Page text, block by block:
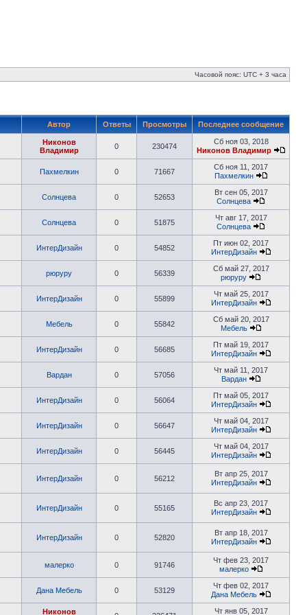
Часовой пояс: UTC + 3 часа
Автор Ответы Просмотры Последнее сообщение
Никонов
Владимир
0 230474
Сб ноя 03, 2018
Никонов Владимир
Пахмелкин 0 71667
Сб ноя 11, 2017
Пахмелкин
Солнцева 0 52653
Вт сен 05, 2017
Солнцева
Солнцева 0 51875
Чт авг 17, 2017
Солнцева
ИнтерДизайн 0 54852
Пт июн 02, 2017
ИнтерДизайн
рюруру 0 56339
Сб май 27, 2017
рюруру
ИнтерДизайн 0 55899
Чт май 25, 2017
ИнтерДизайн
Мебель 0 55842
Сб май 20, 2017
Мебель
ИнтерДизайн 0 56685
Пт май 19, 2017
ИнтерДизайн
Вардан 0 57056
Чт май 11, 2017
Вардан
ИнтерДизайн 0 56064
Пт май 05, 2017
ИнтерДизайн
ИнтерДизайн 0 56647
Чт май 04, 2017
ИнтерДизайн
ИнтерДизайн 0 56445
Чт май 04, 2017
ИнтерДизайн
ИнтерДизайн 0 56212
Вт апр 25, 2017
ИнтерДизайн
ИнтерДизайн 0 55165
Вс апр 23, 2017
ИнтерДизайн
ИнтерДизайн 0 52820
Вт апр 18, 2017
ИнтерДизайн
малерко 0 91746
Чт фев 23, 2017
малерко
Дана Мебель 0 53129
Чт фев 02, 2017
Дана Мебель
Никонов Чт янв 05, 2017